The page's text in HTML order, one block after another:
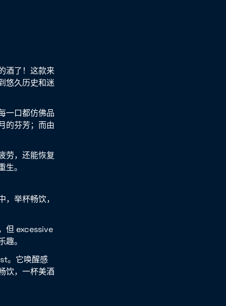
酒了！这款来
悠久历史和迷
一口都仿佛品
的芬芳；而由
劳，还能恢复
。
举杯畅饮，
但 excessive
。
。它唤醒感
饮，一杯美酒